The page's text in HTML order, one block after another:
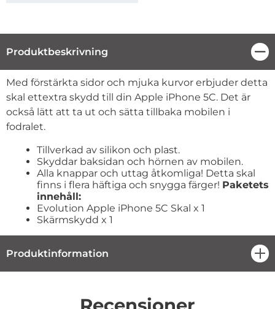
Produktbeskrivning
Produktbeskrivning
Med förstärkta sidor och mjuka kurvor erbjuder detta
skal ettextra skydd till din Apple iPhone 5C. Det är
också lätt att ta ut och sätta tillbaka mobilen i
fodralet.
Tillverkad av silikon och plast.
Skyddar baksidan och hörnen av mobilen.
Alla knappar och uttag åtkomliga! Detta skal
finns i flera häftiga och snygga färger! Paketets
innehåll:
Evolution Apple iPhone 5C Skal x 1
Skärmskydd x 1
Produktinformation